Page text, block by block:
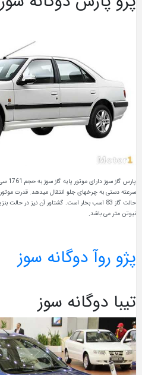
نیوتن متر می باشد.
پژو روآ دوگانه سوز
تیبا دوگانه سوز